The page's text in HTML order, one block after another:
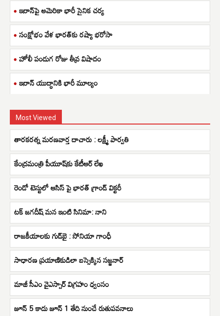
ఇరాన్‌పై అమెరికా భారీ సైనిక చర్య
సంక్షోభం వేళ భారత్‌కు రష్యా భరోసా
హోలీ పండుగ రోజు తీవ్ర విషాదం
ఇరాన్ యుద్ధానికి భారీ మూల్యం
Most Viewed
తారకరత్న మరణవార్త దాచారు : లక్ష్మీ పార్వతి
కేంద్రమంత్రి పీయూష్​కు కేటీఆర్​ లేఖ
రెండో టెస్టులో ఆసిస్ పై భారత్ గ్రాండ్ విక్టరీ
టక్ జగదీష్ మన ఇంటి సినిమా: నాని
రాజకీయాలకు గుడ్‌బై : సోనియా గాంధీ
సాధారణ ప్రయాణికుడిలా బస్సెక్కిన సజ్జనార్
మాజీ సీఎం వైఎస్సార్ విగ్రహం ధ్వంసం
జూన్ 5 కాదు జూన్ 1 తేది నుంచే రుతుపవనాలు